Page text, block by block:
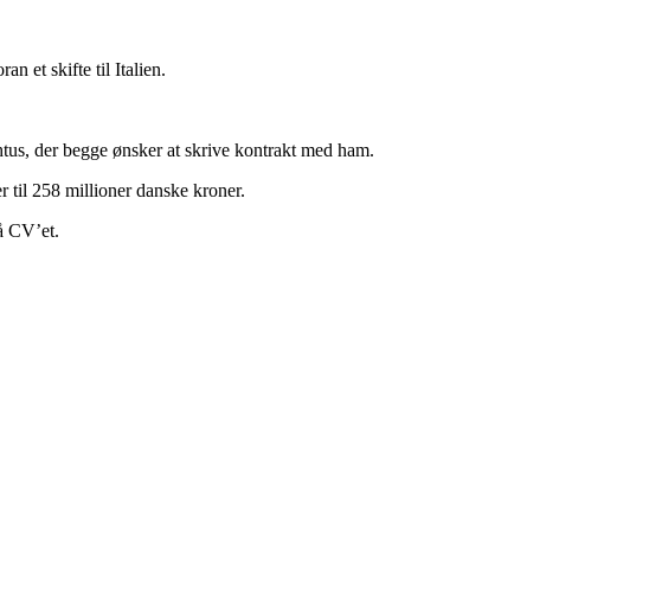
et skifte til Italien.
der begge ønsker at skrive kontrakt med ham.
til 258 millioner danske kroner.
CV’et.